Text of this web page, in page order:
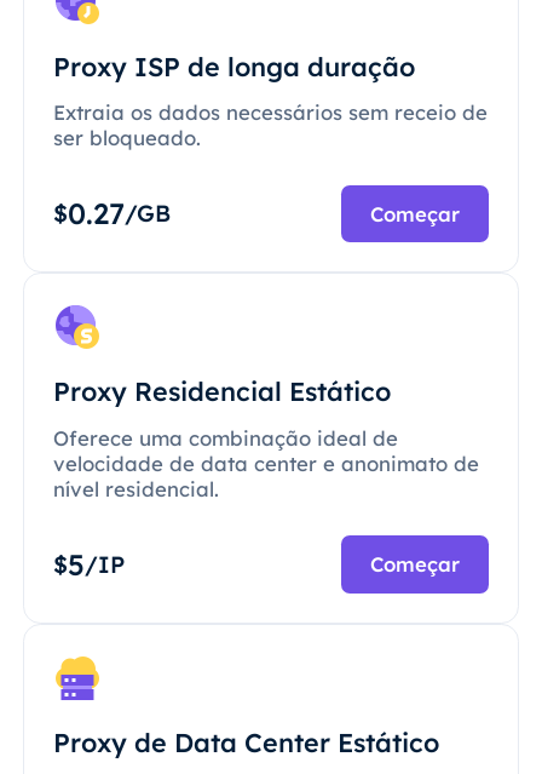
Proxy ISP de longa duração
Extraia os dados necessários sem receio de
ser bloqueado.
$0.27/GB Começar
Proxy Residencial Estático
Oferece uma combinação ideal de
velocidade de data center e anonimato de
nível residencial.
$5/IP Começar
Proxy de Data Center Estático